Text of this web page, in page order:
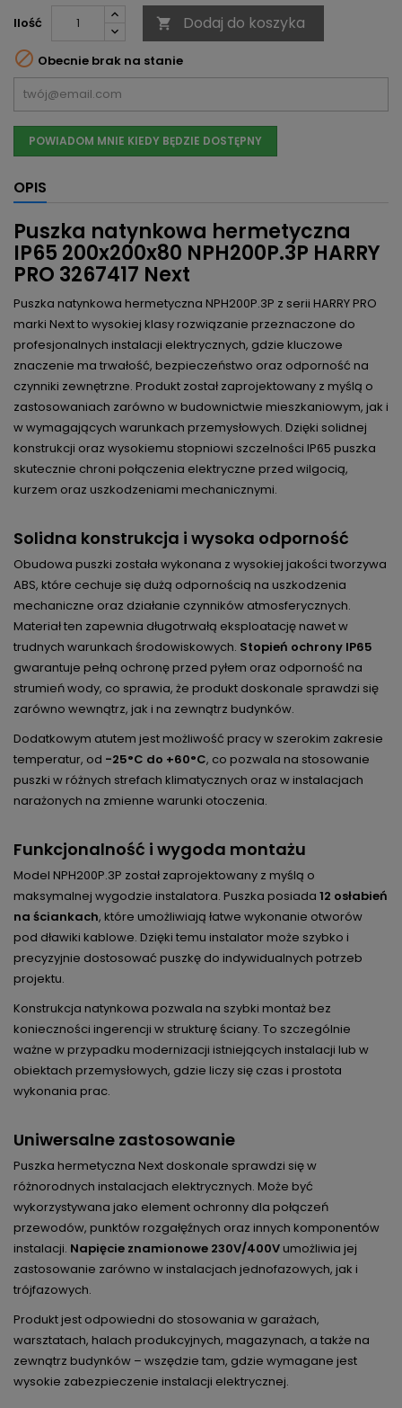
Ilość  Dodaj do koszyka
 Obecnie brak na stanie
POWIADOM MNIE KIEDY BĘDZIE DOSTĘPNY
OPIS
Puszka natynkowa hermetyczna
IP65 200x200x80 NPH200P.3P HARRY
PRO 3267417 Next
Puszka natynkowa hermetyczna NPH200P.3P z serii HARRY PRO
marki Next to wysokiej klasy rozwiązanie przeznaczone do
profesjonalnych instalacji elektrycznych, gdzie kluczowe
znaczenie ma trwałość, bezpieczeństwo oraz odporność na
czynniki zewnętrzne. Produkt został zaprojektowany z myślą o
zastosowaniach zarówno w budownictwie mieszkaniowym, jak i
w wymagających warunkach przemysłowych. Dzięki solidnej
konstrukcji oraz wysokiemu stopniowi szczelności IP65 puszka
skutecznie chroni połączenia elektryczne przed wilgocią,
kurzem oraz uszkodzeniami mechanicznymi.
Solidna konstrukcja i wysoka odporność
Obudowa puszki została wykonana z wysokiej jakości tworzywa
ABS, które cechuje się dużą odpornością na uszkodzenia
mechaniczne oraz działanie czynników atmosferycznych.
Materiał ten zapewnia długotrwałą eksploatację nawet w
trudnych warunkach środowiskowych. Stopień ochrony IP65
gwarantuje pełną ochronę przed pyłem oraz odporność na
strumień wody, co sprawia, że produkt doskonale sprawdzi się
zarówno wewnątrz, jak i na zewnątrz budynków.
Dodatkowym atutem jest możliwość pracy w szerokim zakresie
temperatur, od -25°C do +60°C, co pozwala na stosowanie
puszki w różnych strefach klimatycznych oraz w instalacjach
narażonych na zmienne warunki otoczenia.
Funkcjonalność i wygoda montażu
Model NPH200P.3P został zaprojektowany z myślą o
maksymalnej wygodzie instalatora. Puszka posiada 12 osłabień
na ściankach, które umożliwiają łatwe wykonanie otworów
pod dławiki kablowe. Dzięki temu instalator może szybko i
precyzyjnie dostosować puszkę do indywidualnych potrzeb
projektu.
Konstrukcja natynkowa pozwala na szybki montaż bez
konieczności ingerencji w strukturę ściany. To szczególnie
ważne w przypadku modernizacji istniejących instalacji lub w
obiektach przemysłowych, gdzie liczy się czas i prostota
wykonania prac.
Uniwersalne zastosowanie
Puszka hermetyczna Next doskonale sprawdzi się w
różnorodnych instalacjach elektrycznych. Może być
wykorzystywana jako element ochronny dla połączeń
przewodów, punktów rozgałęźnych oraz innych komponentów
instalacji. Napięcie znamionowe 230V/400Vumożliwia jej
zastosowanie zarówno w instalacjach jednofazowych, jak i
trójfazowych.
Produkt jest odpowiedni do stosowania w garażach,
warsztatach, halach produkcyjnych, magazynach, a także na
zewnątrz budynków – wszędzie tam, gdzie wymagane jest
wysokie zabezpieczenie instalacji elektrycznej.